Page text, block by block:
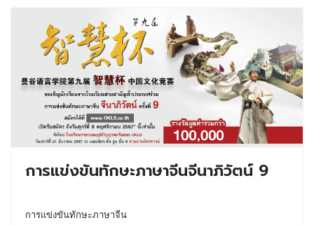
การแข่งขันทักษะภาษาจีนจีนาภิวัตน์ 9
การแข่งขันทักษะภาษาจีน